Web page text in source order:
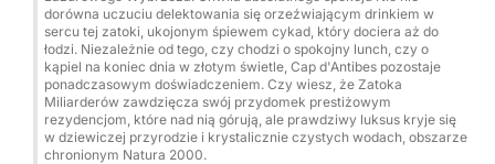
dorówna uczuciu delektowania się orzeźwiającym drinkiem w
sercu tej zatoki, ukojonym śpiewem cykad, który dociera aż do
łodzi. Niezależnie od tego, czy chodzi o spokojny lunch, czy o
kąpiel na koniec dnia w złotym świetle, Cap d'Antibes pozostaje
ponadczasowym doświadczeniem. Czy wiesz, że Zatoka
Miliarderów zawdzięcza swój przydomek prestiżowym
rezydencjom, które nad nią górują, ale prawdziwy luksus kryje się
w dziewiczej przyrodzie i krystalicznie czystych wodach, obszarze
chronionym Natura 2000.